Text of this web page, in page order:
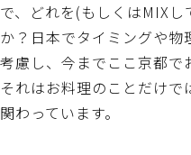
で、どれを(もしくはMIX
か？日本でタイミングや
考慮し、今までここ京都で
それはお料理のことだけ
関わっています。